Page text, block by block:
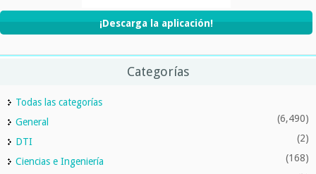
¡Descarga la aplicación!
Categorías
Todas las categorías
General
(6,490)
DTI (2)
Ciencias e Ingeniería (168)